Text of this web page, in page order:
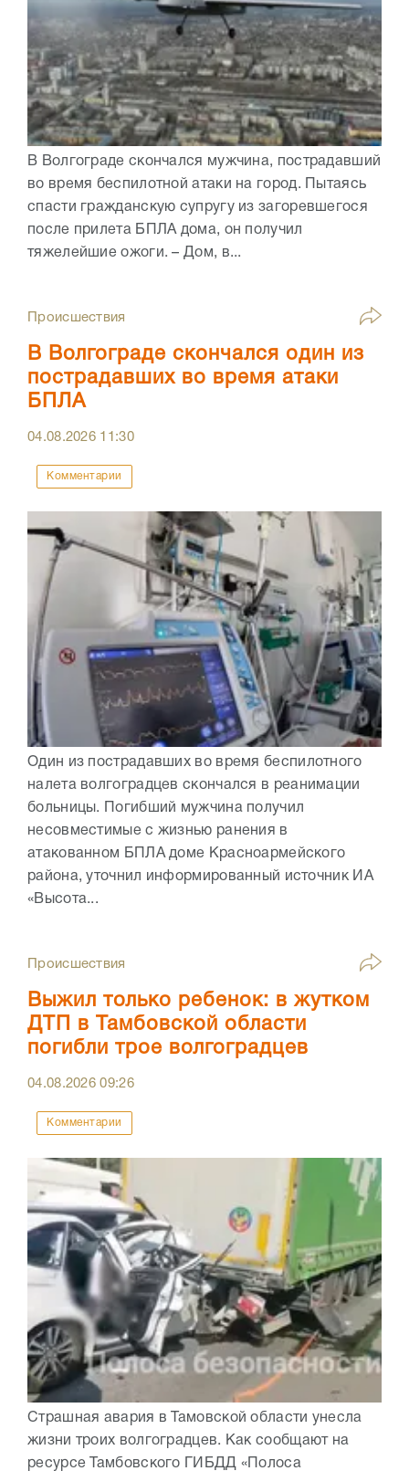
В Волгограде скончался мужчина, пострадавший
во время беспилотной атаки на город. Пытаясь
спасти гражданскую супругу из загоревшегося
после прилета БПЛА дома, он получил
тяжелейшие ожоги. – Дом, в...
Происшествия
В Волгограде скончался один из
пострадавших во время атаки
БПЛА
04.08.2026 11:30
Комментарии
Один из пострадавших во время беспилотного
налета волгоградцев скончался в реанимации
больницы. Погибший мужчина получил
несовместимые с жизнью ранения в
атакованном БПЛА доме Красноармейского
района, уточнил информированный источник ИА
«Высота...
Происшествия
Выжил только ребенок: в жутком
ДТП в Тамбовской области
погибли трое волгоградцев
04.08.202609:26
Комментарии
Страшная авария в Тамовской области унесла
жизни троих волгоградцев. Как сообщают на
ресурсе Тамбовского ГИБДД «Полоса